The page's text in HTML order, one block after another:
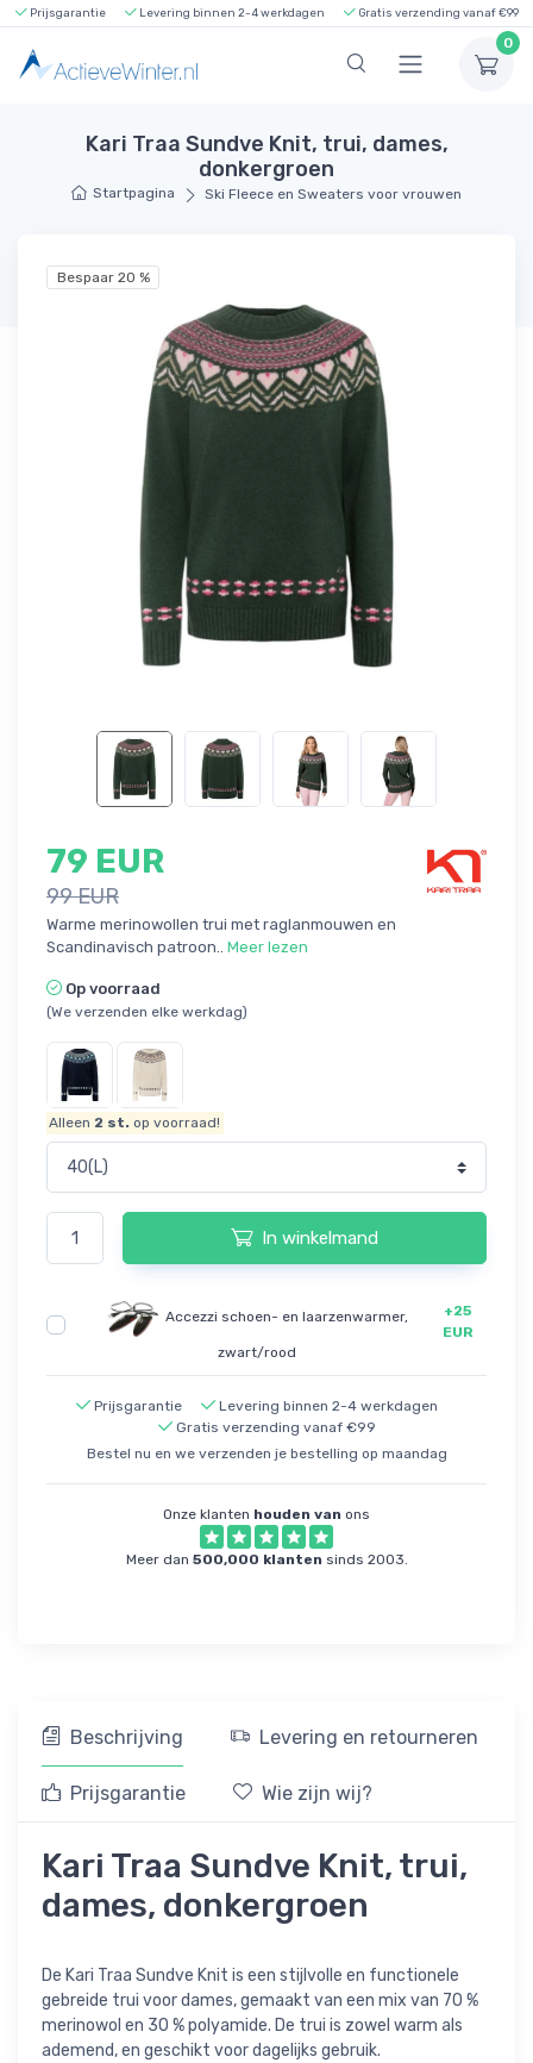
Prijsgarantie Levering binnen 2-4 werkdagen Gratis verzending vanaf €99
0
Kari Traa Sundve Knit, trui, dames,
donkergroen
Startpagina Ski Fleece en Sweaters voor vrouwen
Bespaar 20 %
79 EUR
99 EUR
Warme merinowollen trui met raglanmouwen en
Scandinavisch patroon.. Meer lezen
Op voorraad
(We verzenden elke werkdag)
Alleen 2 st. op voorraad!
In winkelmand
Accezzi schoen- en laarzenwarmer,
zwart/rood
+25
EUR
Prijsgarantie
Levering binnen 2-4 werkdagen
Gratis verzending vanaf €99
Bestel nu en we verzenden je bestelling op maandag
Onze klanten houden van ons
Meer dan 500,000 klanten sinds 2003.
Beschrijving Levering en retourneren
Prijsgarantie Wie zijn wij?
Kari Traa Sundve Knit, trui,
dames, donkergroen
De Kari Traa Sundve Knit is een stijlvolle en functionele
gebreide trui voor dames, gemaakt van een mix van 70 %
merinowol en 30 % polyamide. De trui is zowel warm als
ademend, en geschikt voor dagelijks gebruik.